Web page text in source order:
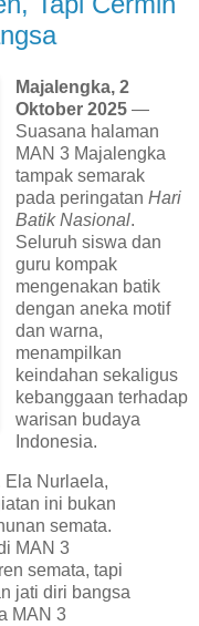
Majalengka, 2
Oktober 2025—
Suasana halaman
MAN 3 Majalengka
tampak semarak
pada peringatan Hari
Batik Nasional.
Seluruh siswa dan
guru kompak
mengenakan batik
dengan aneka motif
dan warna,
menampilkan
keindahan sekaligus
kebanggaan terhadap
warisan budaya
Indonesia.
Ela Nurlaela,
ini bukan
semata.
MAN 3
semata, tapi
jati diri bangsa
MAN 3